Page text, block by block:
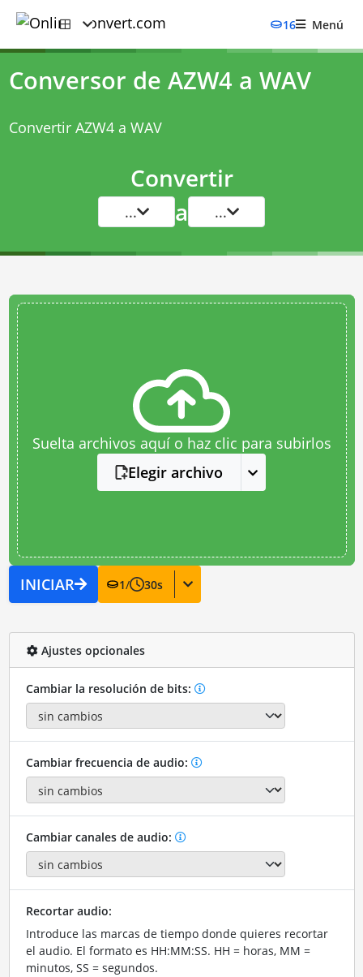
16 Menú
Conversor de AZW4 a WAV
Convertir AZW4 a WAV
Convertir
... a ...
Suelta archivos aquí o haz clic para subirlos
Elegir archivo
INICIAR 1/ 30s
Ajustes opcionales
Cambiar la resolución de bits:
Cambiar frecuencia de audio:
Cambiar canales de audio:
Recortar audio:
Introduce las marcas de tiempo donde quieres recortar
el audio. El formato es HH:MM:SS. HH = horas, MM =
minutos, SS = segundos.